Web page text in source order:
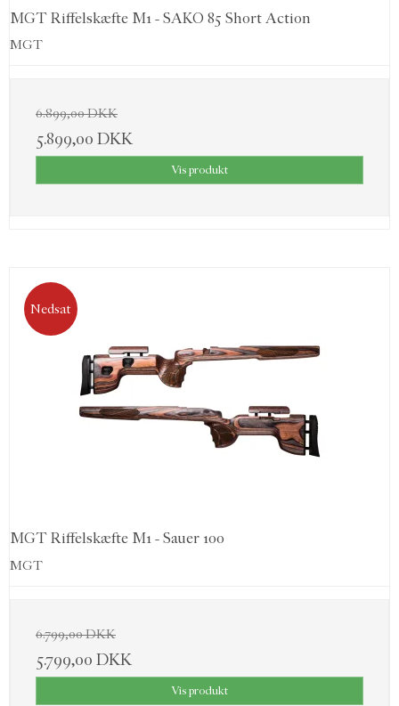
MGT Riffelskæfte M1 - SAKO 85 Short Action
MGT
6.899,00 DKK
5.899,00 DKK
Vis produkt
Nedsat
MGT Riffelskæfte M1 - Sauer 100
MGT
6.799,00 DKK
5.799,00 DKK
Vis produkt